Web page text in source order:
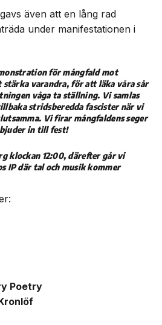
även att en lång rad
under manifestationen i
för mångfald mot
stärka varandra, för att läka våra sår
våga ta ställning. Vi samlas
stridsberedda fascister när vi
Vi firar mångfaldens seger
in till fest!
klockan 12:00, därefter går vi
IP där tal och musik kommer
Poetry